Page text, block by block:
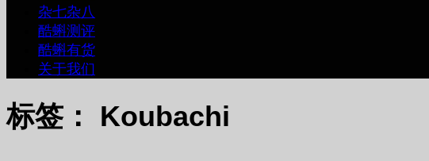
杂七杂八
酷蝌测评
酷蝌有货
关于我们
标签： Koubachi